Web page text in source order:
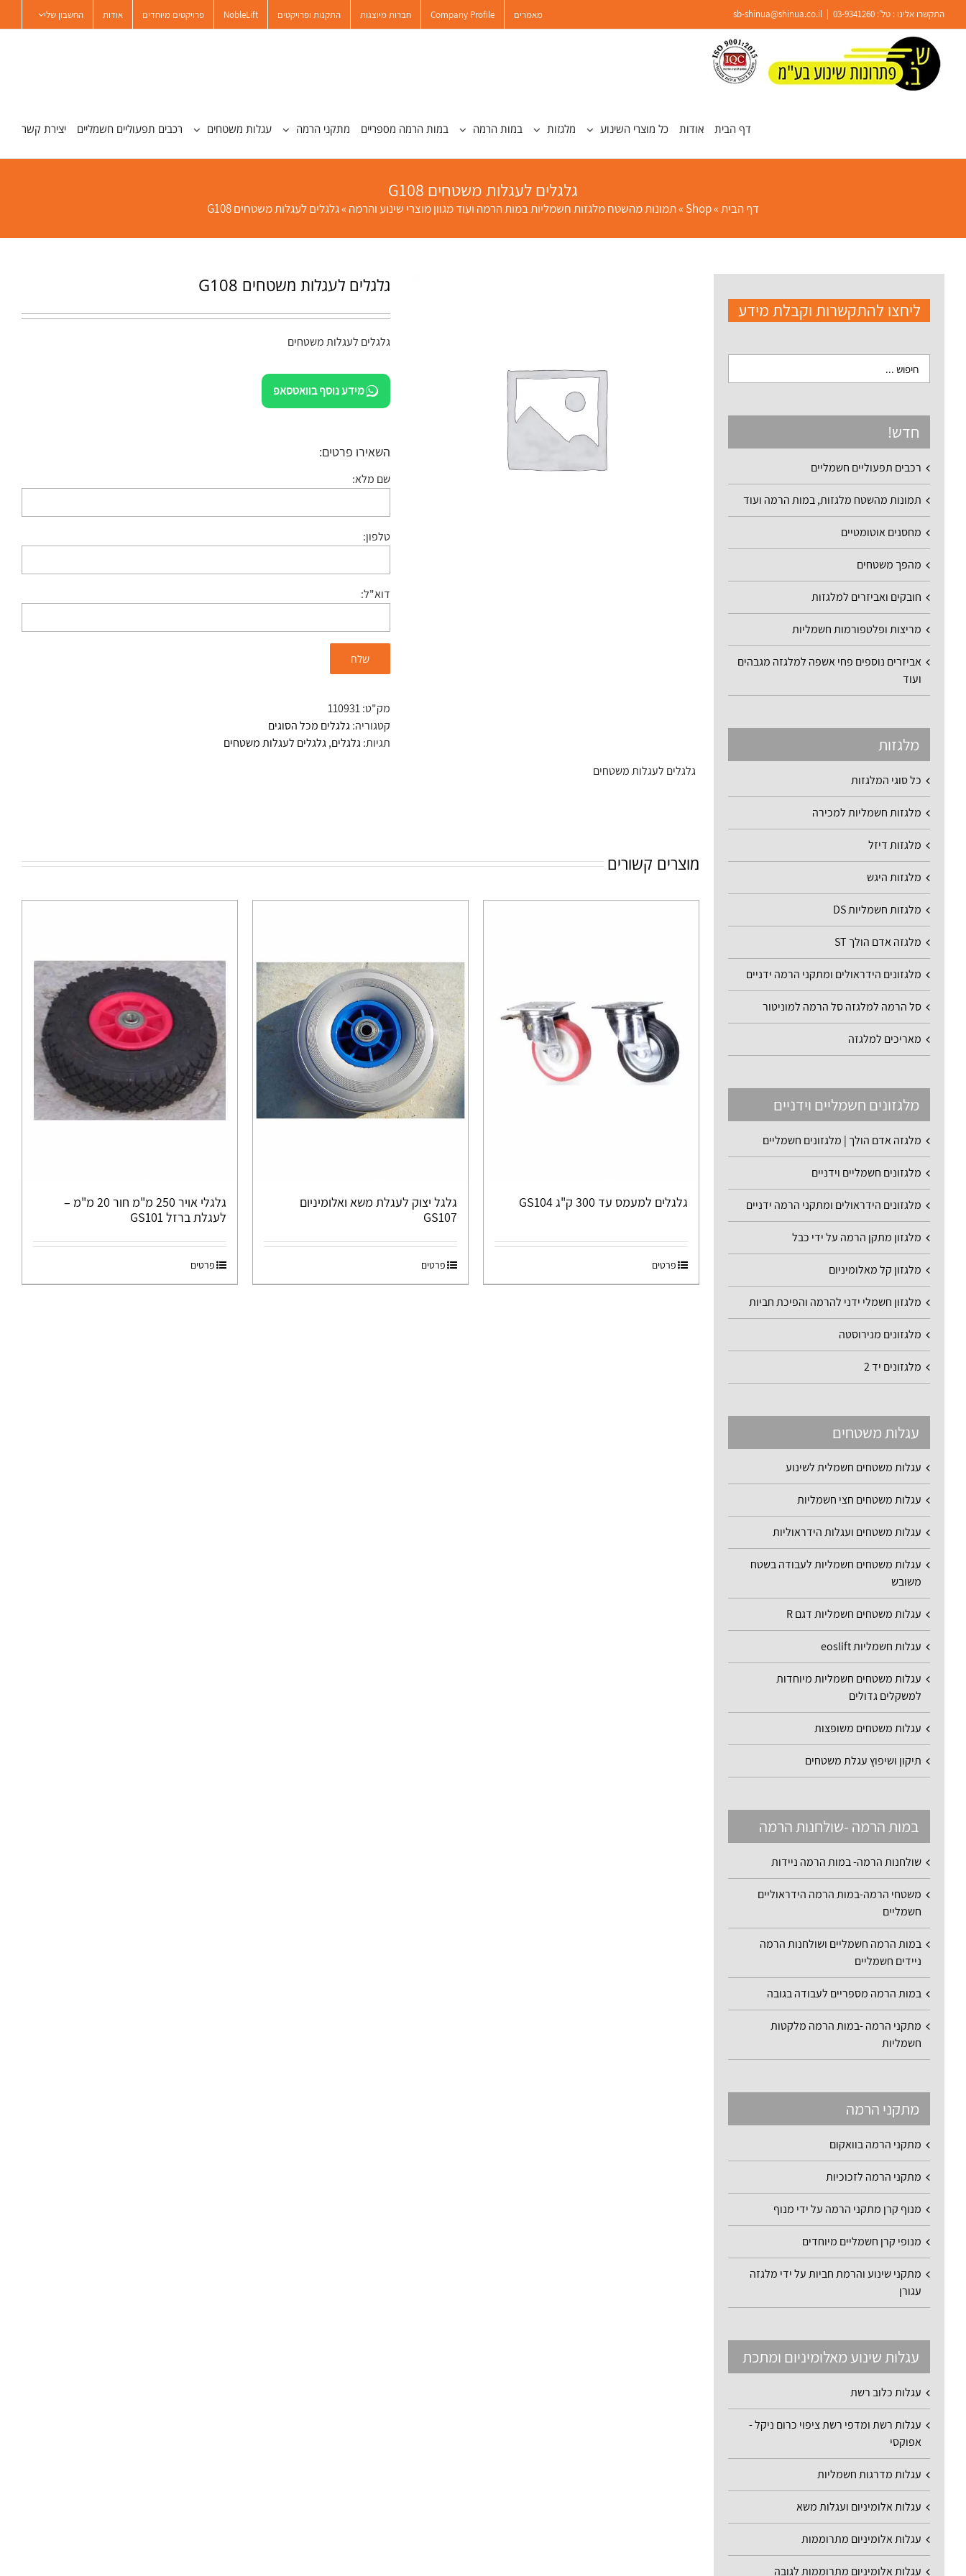
פתח סרגל נגישות
content
התקשרו אלינו : טל': 03-9341260
sb-shinua@shinua.co.il מאמרים Company Profile חברות מיוצגות התקנות ופרויקטים NobleLift פרויקטים מיוחדים אודות החשבון שלי
דף הבית אודות כל מוצרי השינוע מלגזות במות הרמה במות הרמה מספריים מתקני הרמה עגלות משטחים רכבים תפעוליים חשמליים יצירת קשר
גלגלים לעגלות משטחים G108
דף הבית»
Shop
»תמונות מהשטח מלגזות חשמליות במות הרמה ועוד מגוון מוצרי שינוע והרמה »גלגלים לעגלות משטחים G108
גלגלים לעגלות משטחים G108
גלגלים לעגלות משטחים
מידע נוסף בוואטסאפ
השאירו פרטים:
שם מלא:
טלפון:
דוא"ל:
מק"ט:110931
קטגוריה:גלגלים מכל הסוגים
תגיות:גלגלים,גלגלים לעגלות משטחים
גלגלים לעגלות משטחים
מוצרים קשורים
גלגלים למעמס עד 300 ק"ג GS104
פרטים
גלגל יצוק לעגלת משא ואלומיניום
GS107
פרטים
גלגלי אויר 250 מ"מ חור 20 מ"מ –
לעגלת ברזל GS101
פרטים
ליחצו להתקשרות וקבלת מידע
חדש!
רכבים תפעוליים חשמליים
תמונות מהשטח מלגזות, במות הרמה ועוד
מחסנים אוטומטיים
מהפך משטחים
חובקים ואביזרים למלגזות
מריצות ופלטפורמות חשמליות
אביזרים נוספים פחי אשפה למלגזה מגבהים
ועוד
מלגזות
כל סוגי המלגזות
מלגזות חשמליות למכירה
מלגזות דיזל
מלגזות היגש
מלגזות חשמליות DS
מלגזה אדם הולך ST
מלגזונים הידראולים ומתקני הרמה ידניים
סל הרמה למלגזה סל הרמה למוניטור
מאריכים למלגזה
מלגזונים חשמליים וידניים
מלגזה אדם הולך | מלגזונים חשמליים
מלגזונים חשמליים וידניים
מלגזונים הידראולים ומתקני הרמה ידניים
מלגזון מתקן הרמה על ידי כבל
מלגזון קל מאלומיניום
מלגזון חשמלי ידני להרמה והפיכת חביות
מלגזונים מנירוסטה
מלגזונים יד 2
עגלות משטחים
עגלות משטחים חשמלית לשינוע
עגלות משטחים חצי חשמליות
עגלות משטחים ועגלות הידראוליות
עגלות משטחים חשמליות לעבודה בשטח
משובש
עגלות משטחים חשמליות דגם R
עגלות חשמליות eoslift
עגלות משטחים חשמליות מיוחדות
למשקלים גדולים
עגלות משטחים משופצות
תיקון ושיפוץ עגלת משטחים
במות הרמה -שולחנות הרמה
שולחנות הרמה- במות הרמה ניידות
משטחי הרמה-במות הרמה הידראוליים
חשמליים
במות הרמה חשמליים ושולחנות הרמה
ניידים חשמליים
במות הרמה מספריים לעבודה בגובה
מתקני הרמה -במות הרמה מלקטות
חשמליות
מתקני הרמה
מתקני הרמה בוואקום
מתקני הרמה לזכוכיות
מנוף קרן מתקני הרמה על ידי מנוף
מנופי קרן חשמליים מיוחדים
מתקני שינוע והרמת חביות על ידי מלגזה
עגורן
עגלות שינוע מאלומיניום ומתכת
עגלות כלוב רשת
עגלות רשת ומדפי רשת ציפוי כרום ניקל -
אפוקסי
עגלות מדרגות חשמליות
עגלות אלומיניום ועגלות משא
עגלות אלומיניום מתרוממות
עגלות אלומיניום מתרוממות לגובה